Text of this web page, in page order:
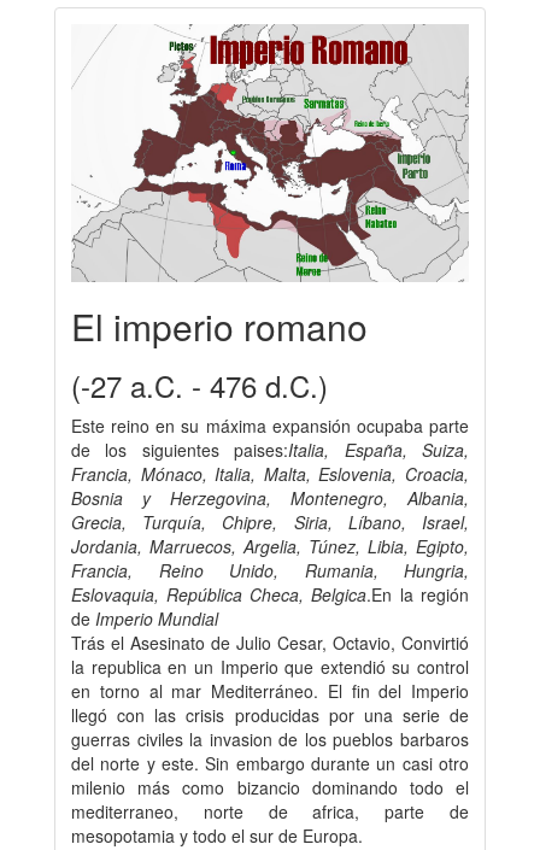
El imperio romano
(-27 a.C. - 476 d.C.)
Este reino en su máxima expansión ocupaba parte
de los siguientes paises:Italia, España, Suiza,
Francia, Mónaco, Italia, Malta, Eslovenia, Croacia,
Bosnia y Herzegovina, Montenegro, Albania,
Grecia, Turquía, Chipre, Siria, Líbano, Israel,
Jordania, Marruecos, Argelia, Túnez, Libia, Egipto,
Francia, Reino Unido, Rumania, Hungria,
Eslovaquia, República Checa, Belgica.En la región
de Imperio Mundial
Trás el Asesinato de Julio Cesar, Octavio, Convirtió
la republica en un Imperio que extendió su control
en torno al mar Mediterráneo. El fin del Imperio
llegó con las crisis producidas por una serie de
guerras civiles la invasion de los pueblos barbaros
del norte y este. Sin embargo durante un casi otro
milenio más como bizancio dominando todo el
mediterraneo, norte de africa, parte de
mesopotamia y todo el sur de Europa.